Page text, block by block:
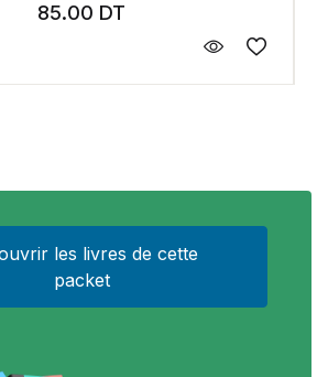
62.00DT
les livres de cette
packet